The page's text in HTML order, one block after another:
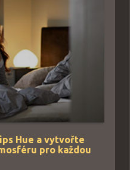
Hue a vytvořte
pro každou